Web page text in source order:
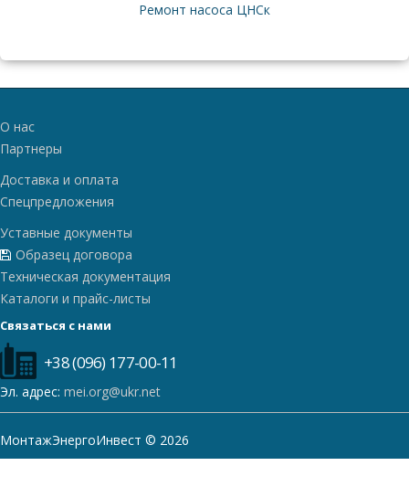
Ремонт насоса ЦНСк
О нас
Партнеры
Доставка и оплата
Спецпредложения
Уставные документы
Образец договора
Техническая документация
Каталоги и прайс-листы
Связаться с нами
+38 (096) 177-00-11
Эл. адрес: mei.org@ukr.net
МонтажЭнергоИнвест © 2026